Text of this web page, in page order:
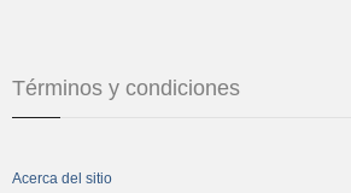
Términos y condiciones
Acerca del sitio